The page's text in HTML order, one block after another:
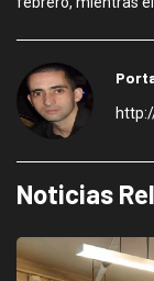
Noticias